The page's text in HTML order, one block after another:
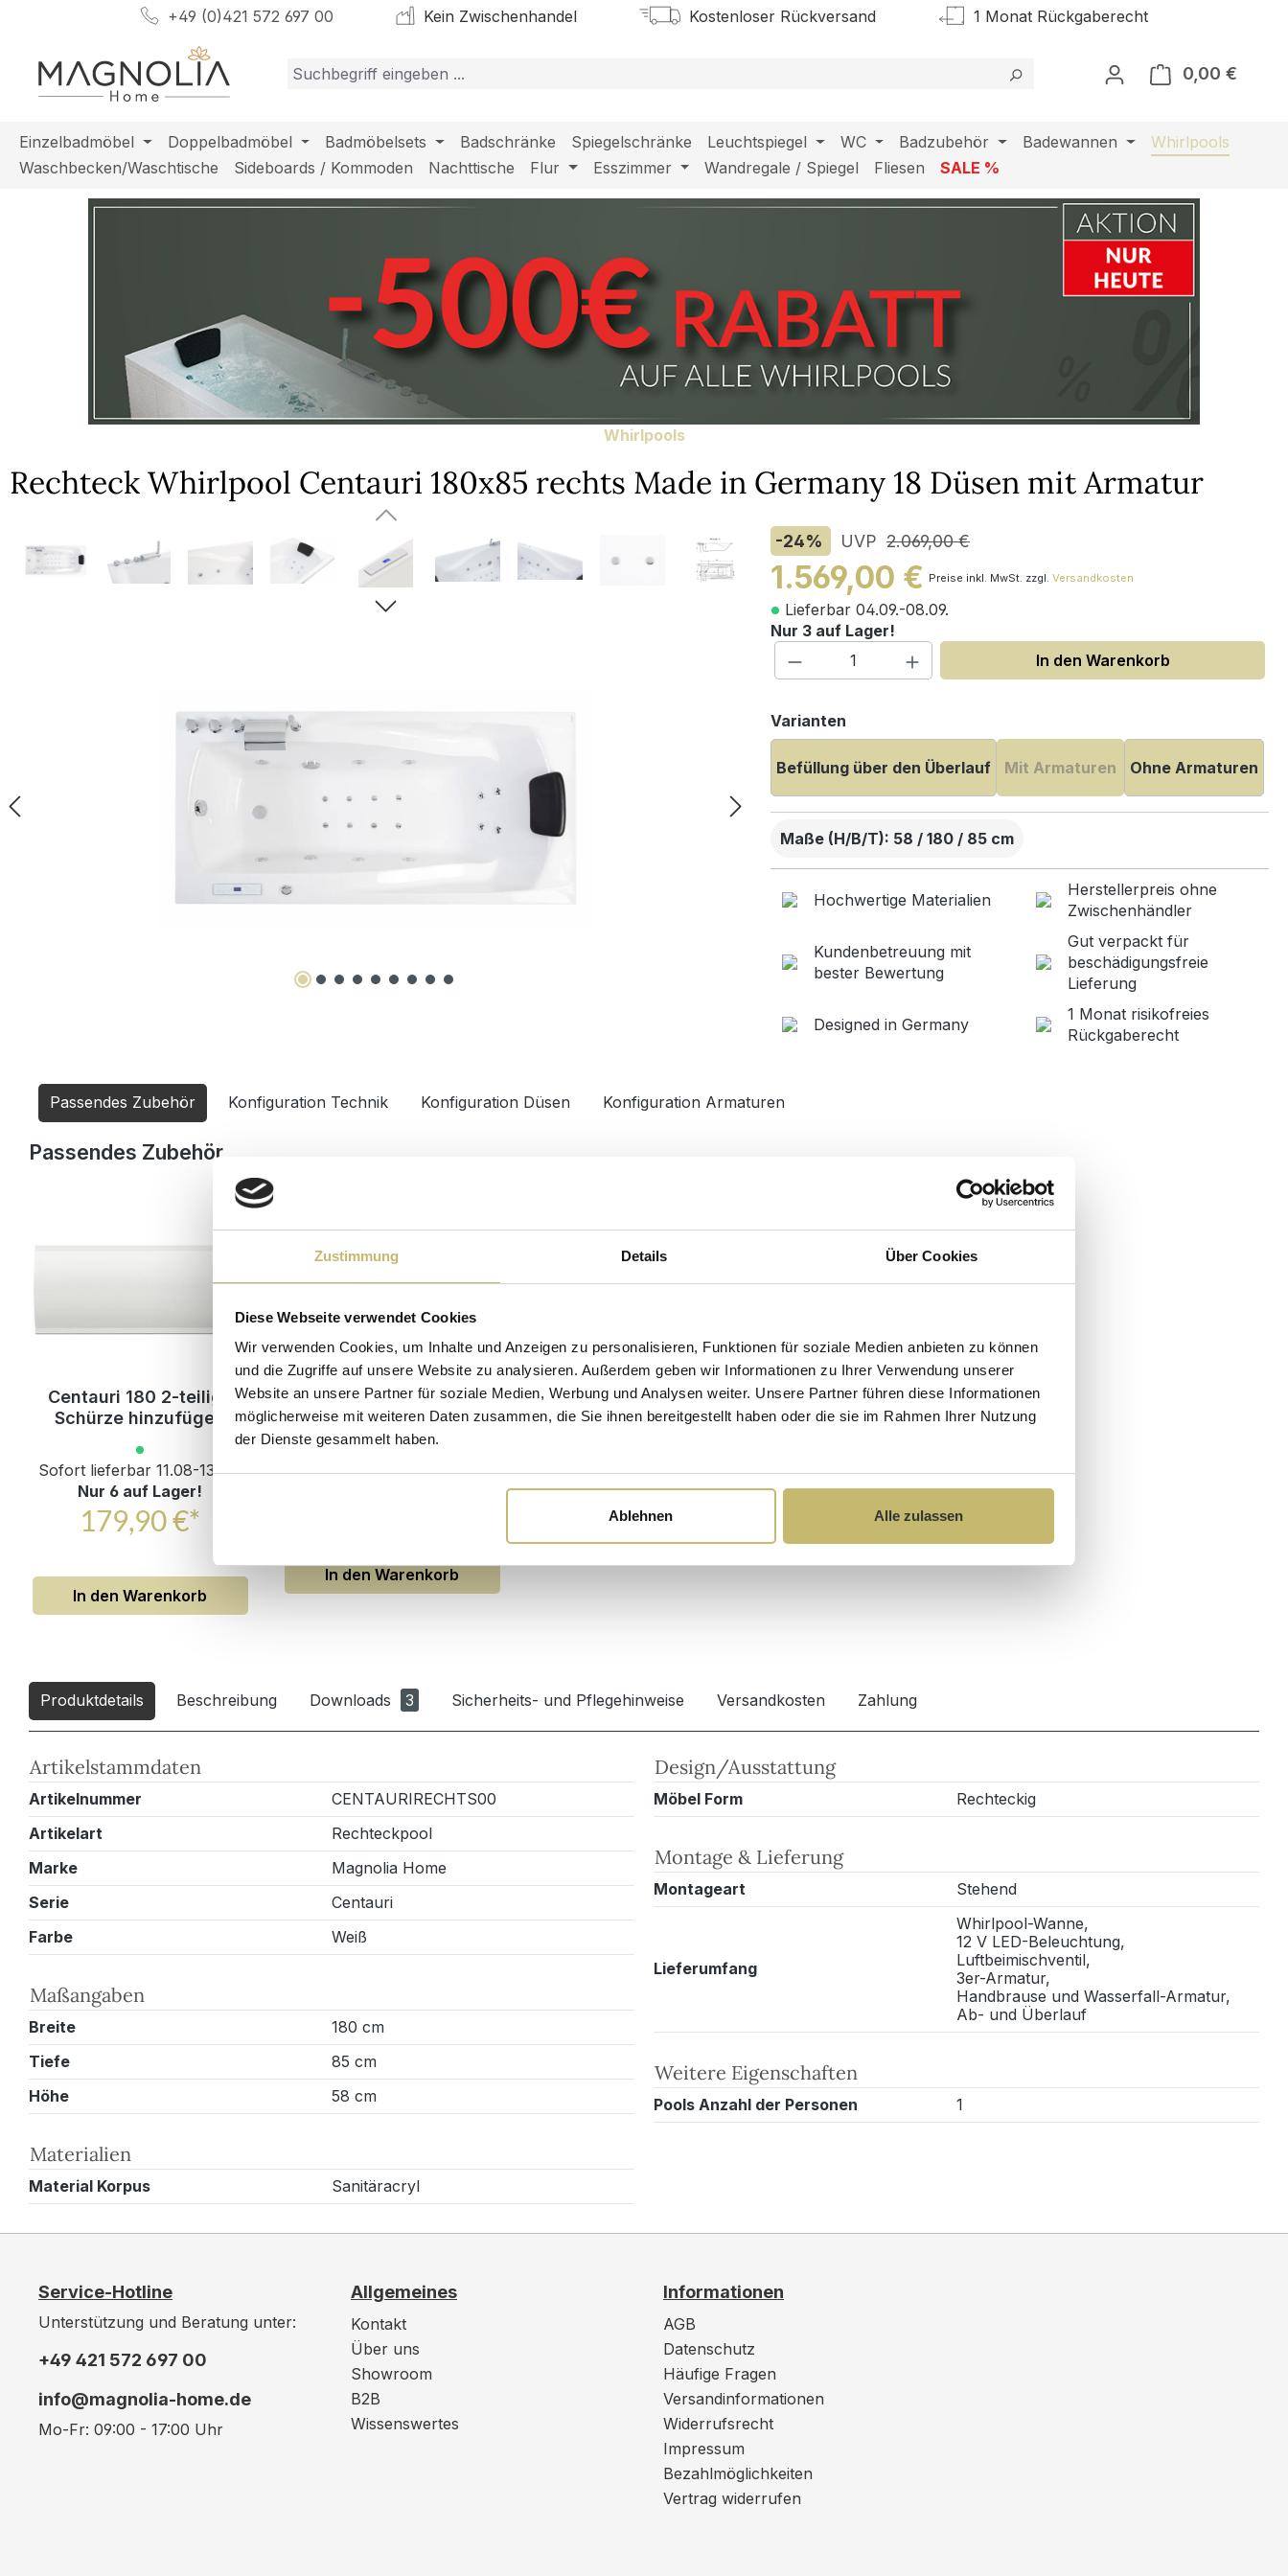
Zustimmung Details Über Cookies
Diese Webseite verwendet Cookies
Wir verwenden Cookies, um Inhalte und Anzeigen zu personalisieren, Funktionen für soziale Medien anbieten zu können
und die Zugriffe auf unsere Website zu analysieren. Außerdem geben wir Informationen zu Ihrer Verwendung unserer
Website an unsere Partner für soziale Medien, Werbung und Analysen weiter. Unsere Partner führen diese Informationen
möglicherweise mit weiteren Daten zusammen, die Sie ihnen bereitgestellt haben oder die sie im Rahmen Ihrer Nutzung
der Dienste gesammelt haben.
Ablehnen Alle zulassen
Hauptinhalt springen
Zur Suche springen
Zur Hauptnavigation springen+49 (0)421 572 697 00 Kein Zwischenhandel Kostenloser Rückversand 1 Monat Rückgaberecht
0,00 €
Einzelbadmöbel Doppelbadmöbel Badmöbelsets Badschränke Spiegelschränke Leuchtspiegel WC Badzubehör Badewannen
Whirlpools
Waschbecken/Waschtische
Sideboards / Kommoden Nachttische Flur Esszimmer Wandregale / Spiegel Fliesen SALE %
Whirlpools
Rechteck Whirlpool Centauri 180x85 rechts Made in Germany 18 Düsen mit Armatur
Bildergalerie überspringen -24% UVP 2.069,00 €
1.569,00 € Preise inkl. MwSt. zzgl. Versandkosten
Lieferbar 04.09.-08.09.
Nur 3 auf Lager!
Produkt Anzahl: Gib den gewünschten Wert
In den Warenkorb
Varianten
Befüllung über den Überlauf Mit Armaturen Ohne Armaturen
Maße (H/B/T): 58 / 180 / 85 cm
Hochwertige Materialien
Herstellerpreis ohne
Zwischenhändler
Kundenbetreuung mit
bester Bewertung
Gut verpackt für
beschädigungsfreie
Lieferung
Designed in Germany
1 Monat risikofreies
Rückgaberecht
Passendes Zubehör Konfiguration Technik Konfiguration Düsen Konfiguration Armaturen
Produktgalerie überspringen
Passendes Zubehör
Centauri 180 2-teilige
Schürze hinzufügen
Sofort lieferbar 11.08-13.08.
Nur 6 auf Lager!
179,90 €*
In den Warenkorb
1 Kopfkissen Omega
schwarz
Lieferbar 01.09.-03.09.
In den Warenkorb
Produktdetails Beschreibung Downloads 3 Sicherheits- und Pflegehinweise Versandkosten Zahlung
Artikelstammdaten
Artikelnummer
CENTAURIRECHTS00
Artikelart
Rechteckpool
Marke
Magnolia Home
Serie
Centauri
Farbe
Weiß
Maßangaben
Breite
180 cm
Tiefe
85 cm
Höhe
58 cm
Materialien
Material Korpus Sanitäracryl
Design/Ausstattung
Möbel Form Rechteckig
Montage & Lieferung
Montageart Stehend
Lieferumfang
Whirlpool-Wanne,
12 V LED-Beleuchtung,
Luftbeimischventil,
3er-Armatur,
Handbrause und Wasserfall-Armatur,
Ab- und Überlauf
Weitere Eigenschaften
Pools Anzahl der Personen 1
Service-Hotline
Unterstützung und Beratung unter:
+49 421 572 697 00
info@magnolia-home.de
Mo-Fr: 09:00 - 17:00 Uhr
Allgemeines
Kontakt
Über uns
Showroom
B2B
Wissenswertes
Informationen
AGB
Datenschutz
Häufige Fragen
Versandinformationen
Widerrufsrecht
Impressum
Bezahlmöglichkeiten
Vertrag widerrufen